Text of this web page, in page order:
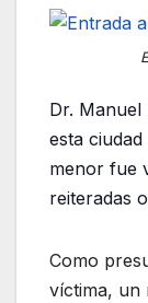
Dr. Manuel
esta
menor fue
reiteradas
Como
víctima, un